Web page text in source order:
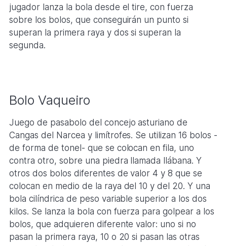
jugador lanza la bola desde el tire, con fuerza
sobre los bolos, que conseguirán un punto si
superan la primera raya y dos si superan la
segunda.
Bolo Vaqueiro
Juego de pasabolo del concejo asturiano de
Cangas del Narcea y limítrofes. Se utilizan 16 bolos -
de forma de tonel- que se colocan en fila, uno
contra otro, sobre una piedra llamada llábana. Y
otros dos bolos diferentes de valor 4 y 8 que se
colocan en medio de la raya del 10 y del 20. Y una
bola cilíndrica de peso variable superior a los dos
kilos. Se lanza la bola con fuerza para golpear a los
bolos, que adquieren diferente valor: uno si no
pasan la primera raya, 10 o 20 si pasan las otras